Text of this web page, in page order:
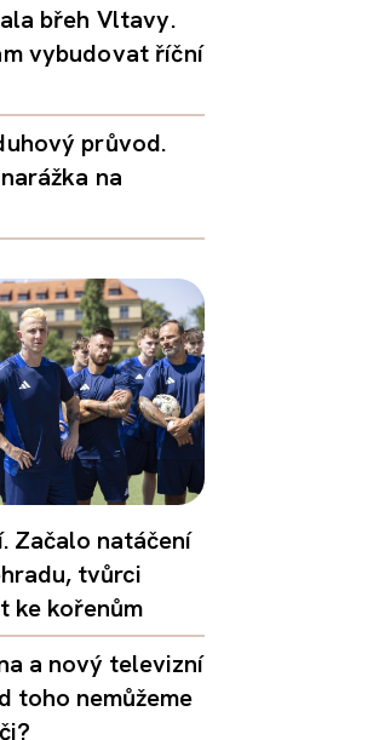
břeh Vltavy.
vybudovat říční
průvod.
na
Začalo natáčení
tvůrci
ke kořenům
a nový televizní
toho nemůžeme